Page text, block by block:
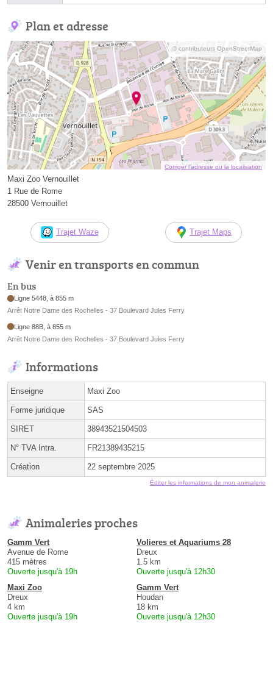
Plan et adresse
© contributeurs OpenStreetMap
Corriger l’adresse ou la localisation
Maxi Zoo Vernouillet
1 Rue de Rome
28500 Vernouillet
Trajet Waze Trajet Maps
Venir en transports en commun
En bus
Ligne 5448, à 855 m
Arrêt Notre Dame des Rochelles - 37 Boulevard Jules Ferry
Ligne 88B, à 855 m
Arrêt Notre Dame des Rochelles - 37 Boulevard Jules Ferry
Informations
Enseigne Maxi Zoo
Forme juridique SAS
SIRET 38943521504503
N° TVA Intra. FR21389435215
Création 22 septembre 2025
Éditer les informations de mon animalerie
Animaleries proches
Gamm Vert
Avenue de Rome
415 mètres
Ouverte jusqu'à 19h
Volieres et Aquariums 28
Dreux
1.5 km
Ouverte jusqu'à 12h30
Maxi Zoo
Dreux
4 km
Ouverte jusqu'à 19h
Gamm Vert
Houdan
18 km
Ouverte jusqu'à 12h30